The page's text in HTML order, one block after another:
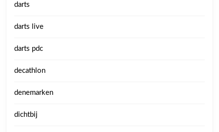
darts
darts live
darts pdc
decathlon
denemarken
dichtbij